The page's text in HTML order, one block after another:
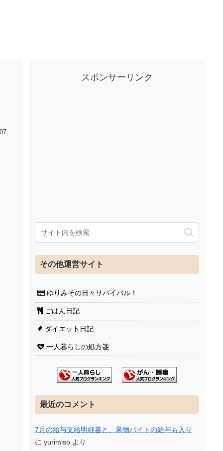
スポンサーリンク
その他運営サイト
ゆりみその日々サバイバル！
ごはん日記
ダイエット日記
一人暮らしの処方箋
最近のコメント
7月の給与支給明細書と、果物バイトの給与も入り
に yurimisoより